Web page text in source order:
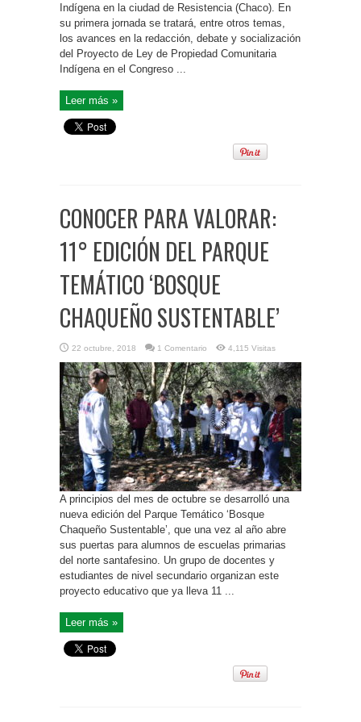
Indígena en la ciudad de Resistencia (Chaco). En
su primera jornada se tratará, entre otros temas,
los avances en la redacción, debate y socialización
del Proyecto de Ley de Propiedad Comunitaria
Indígena en el Congreso ...
Leer más »
CONOCER PARA VALORAR:
11° EDICIÓN DEL PARQUE
TEMÁTICO ‘BOSQUE
CHAQUEÑO SUSTENTABLE’
22 octubre, 2018 1 Comentario 4,115 Visitas
A principios del mes de octubre se desarrolló una
nueva edición del Parque Temático ‘Bosque
Chaqueño Sustentable’, que una vez al año abre
sus puertas para alumnos de escuelas primarias
del norte santafesino. Un grupo de docentes y
estudiantes de nivel secundario organizan este
proyecto educativo que ya lleva 11 ...
Leer más »